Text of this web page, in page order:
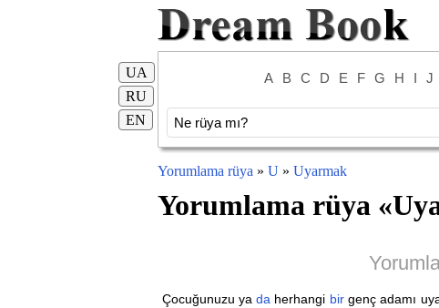
A B C D E F G H I J
UA
RU
EN
Yorumlama rüya » U » Uyarmak
Yorumlama rüya «
Çocuğunuzu yada herhangi birgenç adamı